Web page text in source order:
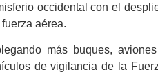
occidental con el
aérea.
más buques,
de vigilancia de la